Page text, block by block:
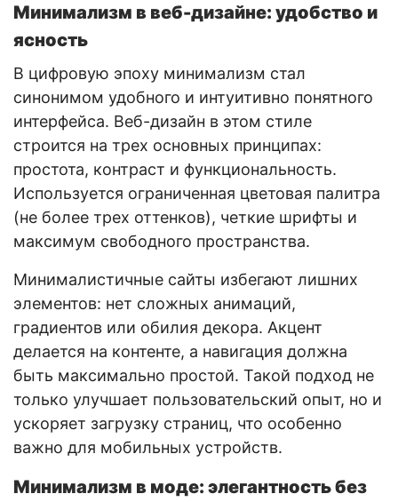
Минимализм в веб-дизайне: удобство и
ясность
В цифровую эпоху минимализм стал
синонимом удобного и интуитивно понятного
интерфейса. Веб-дизайн в этом стиле
строится на трех основных принципах:
простота, контраст и функциональность.
Используется ограниченная цветовая палитра
(не более трех оттенков), четкие шрифты и
максимум свободного пространства.
Минималистичные сайты избегают лишних
элементов: нет сложных анимаций,
градиентов или обилия декора. Акцент
делается на контенте, а навигация должна
быть максимально простой. Такой подход не
только улучшает пользовательский опыт, но и
ускоряет загрузку страниц, что особенно
важно для мобильных устройств.
Минимализм в моде: элегантность без